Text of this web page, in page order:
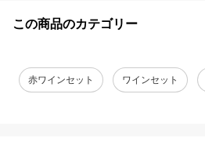
この商品のカテゴリー
赤ワインセット ワインセット